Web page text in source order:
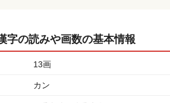
字の読みや画数の基本情報
13画
カン